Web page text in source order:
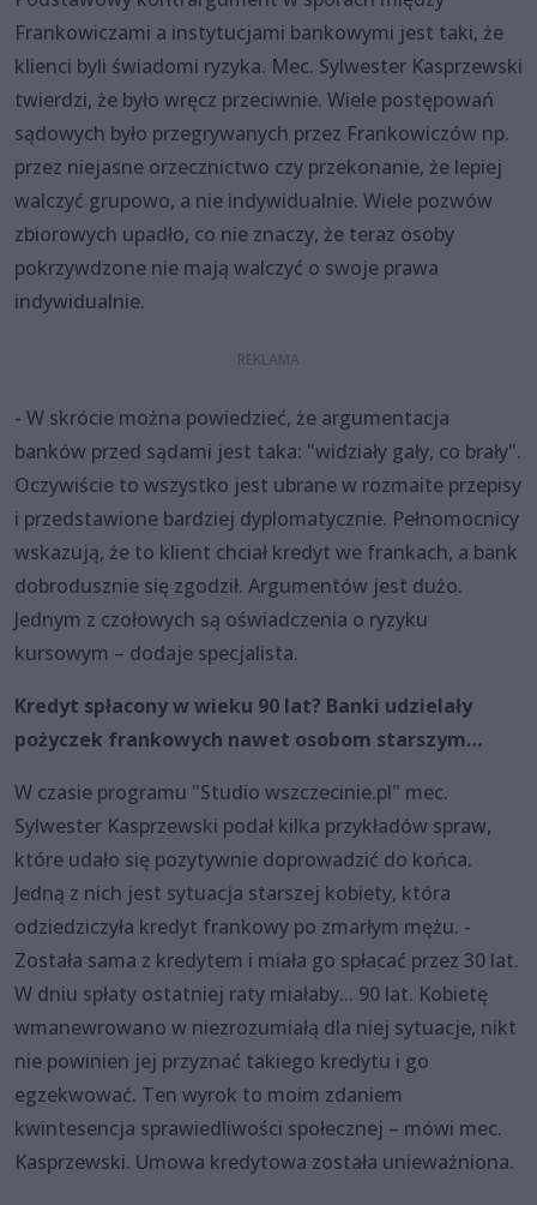
Frankowiczami a instytucjami bankowymi jest taki, że
klienci byli świadomi ryzyka. Mec. Sylwester Kasprzewski
twierdzi, że było wręcz przeciwnie. Wiele postępowań
sądowych było przegrywanych przez Frankowiczów np.
przez niejasne orzecznictwo czy przekonanie, że lepiej
walczyć grupowo, a nie indywidualnie. Wiele pozwów
zbiorowych upadło, co nie znaczy, że teraz osoby
pokrzywdzone nie mają walczyć o swoje prawa
indywidualnie.
- W skrócie można powiedzieć, że argumentacja
banków przed sądami jest taka: "widziały gały, co brały".
Oczywiście to wszystko jest ubrane w rozmaite przepisy
i przedstawione bardziej dyplomatycznie. Pełnomocnicy
wskazują, że to klient chciał kredyt we frankach, a bank
dobrodusznie się zgodził. Argumentów jest dużo.
Jednym z czołowych są oświadczenia o ryzyku
kursowym – dodaje specjalista.
Kredyt spłacony w wieku 90 lat? Banki udzielały
pożyczek frankowych nawet osobom starszym…
W czasie programu "Studio wszczecinie.pl" mec.
Sylwester Kasprzewski podał kilka przykładów spraw,
które udało się pozytywnie doprowadzić do końca.
Jedną z nich jest sytuacja starszej kobiety, która
odziedziczyła kredyt frankowy po zmarłym mężu. -
Została sama z kredytem i miała go spłacać przez 30 lat.
W dniu spłaty ostatniej raty miałaby... 90 lat. Kobietę
wmanewrowano w niezrozumiałą dla niej sytuacje, nikt
nie powinien jej przyznać takiego kredytu i go
egzekwować. Ten wyrok to moim zdaniem
kwintesencja sprawiedliwości społecznej – mówi mec.
Kasprzewski. Umowa kredytowa została unieważniona.